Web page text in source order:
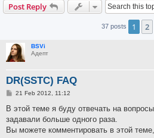
Post Reply
37 posts 1 2
BSVi
Адепт
DR(SSTC) FAQ
P
s
21 Feb 2012, 11:12
В этой теме я буду отвечать на
задавали больше одного раза.
Вы можете комментировать в этой